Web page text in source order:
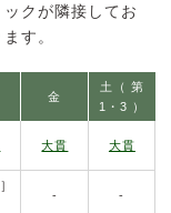
クが隣接してお
す。
金
土（ 第
1・3 ）
大貫 大貫
- -